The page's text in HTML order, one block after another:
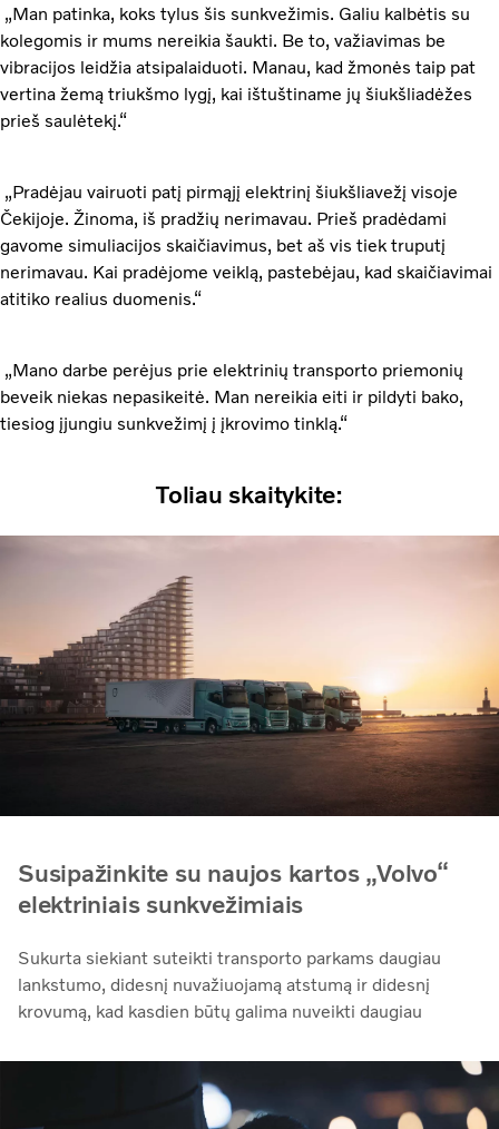
„Man patinka, koks tylus šis sunkvežimis. Galiu kalbėtis su
kolegomis ir mums nereikia šaukti. Be to, važiavimas be
vibracijos leidžia atsipalaiduoti. Manau, kad žmonės taip pat
vertina žemą triukšmo lygį, kai ištuštiname jų šiukšliadėžes
prieš saulėtekį.“
„Pradėjau vairuoti patį pirmąjį elektrinį šiukšliavežį visoje
Čekijoje. Žinoma, iš pradžių nerimavau. Prieš pradėdami
gavome simuliacijos skaičiavimus, bet aš vis tiek truputį
nerimavau. Kai pradėjome veiklą, pastebėjau, kad skaičiavimai
atitiko realius duomenis.“
„Mano darbe perėjus prie elektrinių transporto priemonių
beveik niekas nepasikeitė. Man nereikia eiti ir pildyti bako,
tiesiog įjungiu sunkvežimį į įkrovimo tinklą.“
Toliau skaitykite:
Susipažinkite su naujos kartos „Volvo“
elektriniais sunkvežimiais
Sukurta siekiant suteikti transporto parkams daugiau
lankstumo, didesnį nuvažiuojamą atstumą ir didesnį
krovumą, kad kasdien būtų galima nuveikti daugiau